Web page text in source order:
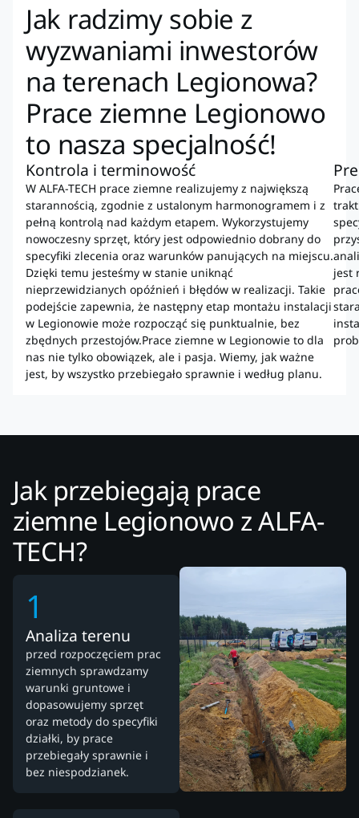
Jak radzimy sobie z
wyzwaniami inwestorów
na terenach Legionowa?
Prace ziemne Legionowo
to nasza specjalność!
Kontrola i terminowość
W ALFA-TECH prace ziemne realizujemy z największą
starannością, zgodnie z ustalonym harmonogramem i z
pełną kontrolą nad każdym etapem. Wykorzystujemy
nowoczesny sprzęt, który jest odpowiednio dobrany do
specyfiki zlecenia oraz warunków panujących na miejscu.
Dzięki temu jesteśmy w stanie uniknąć
nieprzewidzianych opóźnień i błędów w realizacji. Takie
podejście zapewnia, że następny etap montażu instalacji
w Legionowie może rozpocząć się punktualnie, bez
zbędnych przestojów.Prace ziemne w Legionowie to dla
nas nie tylko obowiązek, ale i pasja. Wiemy, jak ważne
jest, by wszystko przebiegało sprawnie i według planu.
jest
Jak przebiegają prace
ziemne Legionowo z ALFA-
TECH?
1
Analiza terenu
przed rozpoczęciem prac
ziemnych sprawdzamy
warunki gruntowe i
dopasowujemy sprzęt
oraz metody do specyfiki
działki, by prace
przebiegały sprawnie i
bez niespodzianek.